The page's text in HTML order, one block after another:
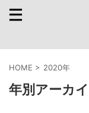
HOME > 2020年
年別アーカ